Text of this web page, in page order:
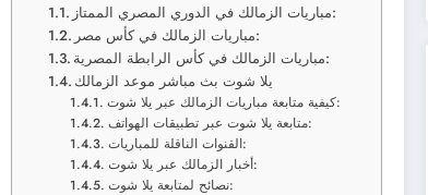
مباريات الزمالك في الدوري المصري الممتاز:
مباريات الزمالك في كأس مصر:
مباريات الزمالك في كأس الرابطة المصرية:
يلا شوت بث مباشر موعد الزمالك
كيفية متابعة مباريات الزمالك عبر يلا شوت:
متابعة يلا شوت عبر تطبيقات الهواتف:
القنوات الناقلة للمباريات:
أخبار الزمالك عبر يلا شوت:
نصائح لمتابعة يلا شوت: